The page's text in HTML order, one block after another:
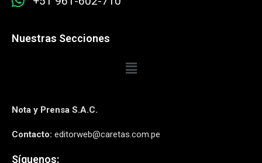
Nuestras Secciones
Nota y Prensa S.A.C.
Contacto: editorweb@caretas.com.pe
Síguenos: